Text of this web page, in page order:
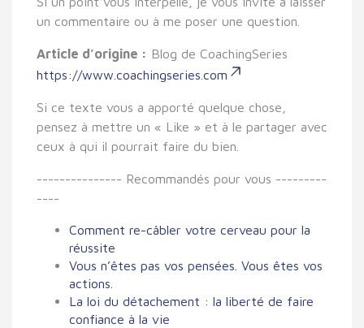
un commentaire ou à me poser une question.
Article d’origine : Blog de CoachingSeries
https://www.coachingseries.com
Si ce texte vous a apporté quelque chose,
pensez à mettre un « Like » et à le partager avec
ceux à qui il pourrait faire du bien.
--------------- Recommandés pour vous ---------
----
Comment re-câbler votre cerveau pour la
réussite
Vous n’êtes pas vos pensées. Vous êtes vos
actions.
La loi du détachement : la liberté de faire
confiance à la vie